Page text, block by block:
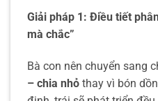
Giải pháp 1: Điều tiết
mà chắc”
Bà con nên chuyển sang
– chia nhỏ thay vì bón